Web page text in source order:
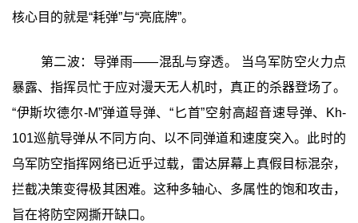
核心目的就是“耗弹”与“亮底牌”。
第二波：导弹雨——混乱与穿透。 当乌军防空火力点
暴露、指挥员忙于应对漫天无人机时，真正的杀器登场了。
“伊斯坎德尔-M”弹道导弹、“匕首”空射高超音速导弹、Kh-
101巡航导弹从不同方向、以不同弹道和速度突入。此时的
乌军防空指挥网络已近乎过载，雷达屏幕上真假目标混杂，
拦截决策变得极其困难。这种多轴心、多属性的饱和攻击，
旨在将防空网撕开缺口。